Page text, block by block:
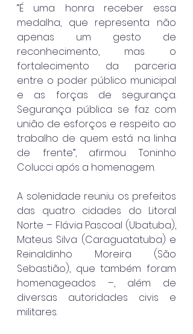
“É uma honra receber essa
medalha, que representa não
apenas um gesto de
reconhecimento, mas o
fortalecimento da parceria
entre o poder público municipal
e as forças de segurança.
Segurança pública se faz com
união de esforços e respeito ao
trabalho de quem está na linha
de frente”, afirmou Toninho
Colucci após a homenagem.
A solenidade reuniu os prefeitos
das quatro cidades do Litoral
Norte – Flávia Pascoal (Ubatuba),
Mateus Silva (Caraguatatuba) e
Reinaldinho Moreira (São
Sebastião), que também foram
homenageados –, além de
diversas autoridades civis e
militares.